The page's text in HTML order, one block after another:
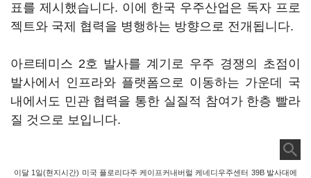
표를 제시했습니다. 이에 한국 우주산업은 독자 프로
젝트와 국제 협력을 병행하는 방향으로 전개됩니다.
아르테미스 2호 발사를 계기로 우주 경쟁의 초점이
발사에서 인프라와 플랫폼으로 이동하는 가운데 국
내에서도 민관 협력을 통한 실질적 참여가 한층 빨라
질 것으로 보입니다.
이달 1일(현지시간) 미국 플로리다주 케이프커내버럴 케네디우주센터 39B 발사대에